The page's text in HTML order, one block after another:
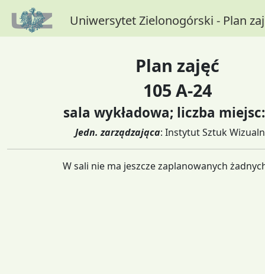
Uniwersytet Zielonogórski - Plan
Plan zajęć
105 A-24
sala wykładowa; liczba
Jedn. zarządzająca: Instytut Sztuk
W sali nie ma jeszcze zaplanowanych